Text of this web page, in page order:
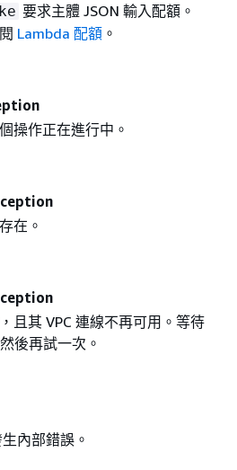
要求主體 JSON 輸入配額。
Lambda 配額。
操作正在進行中。
在。
且其 VPC 連線不再可用。等待
後再試一次。
內部錯誤。